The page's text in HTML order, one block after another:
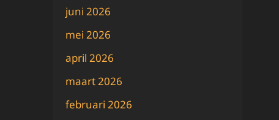
juni 2026
mei 2026
april 2026
maart 2026
februari 2026